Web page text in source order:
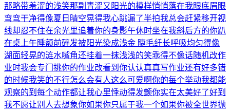
那略带羞涩的浅笑那副青涩又阳光的模样悄悄落在我眼底眉眼
弯弯干净得像夏日晴空晃得我心跳漏了半拍我总会赶紧移开视
线却忍不住在余光里追着你的身影午休时坐在我斜后方的你趴
在桌上午睡额前碎发被阳光染成浅金 睫毛纤长呼吸均匀得像
湖面轻晃的涟水嘴角还挂着一抹浅浅的笑乖得不像话随机改作
业时我会专门挑你的作业改看到你认认真真写作业还有好多错
的时候我笑的不行怎么会有人这么可爱啊你的每个举动我都能
观察的到每个动作都让我心里悸动得发颤你实在太美好了好到
我不愿让别人去想象你如果你只属于我一个如果你被全世界抛